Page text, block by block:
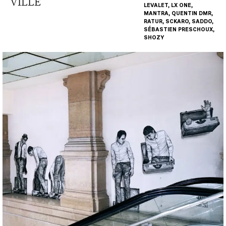
LEVALET, LX ONE,
MANTRA, QUENTIN DMR,
RATUR, SCKARO, SADDO,
SÉBASTIEN PRESCHOUX,
SHOZY